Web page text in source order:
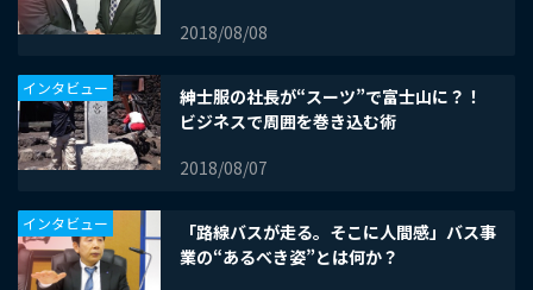
2018/08/08
紳士服の社長が“スーツ”で富士山に？！
ビジネスで周囲を巻き込む術
2018/08/07
インタビュー
「路線バスが走る。そこに人間感」バス事
業の“あるべき姿”とは何か？
インタビュー